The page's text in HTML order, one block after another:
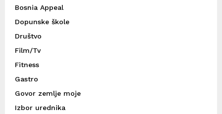
Bosnia Appeal
Dopunske škole
Društvo
Film/Tv
Fitness
Gastro
Govor zemlje moje
Izbor urednika